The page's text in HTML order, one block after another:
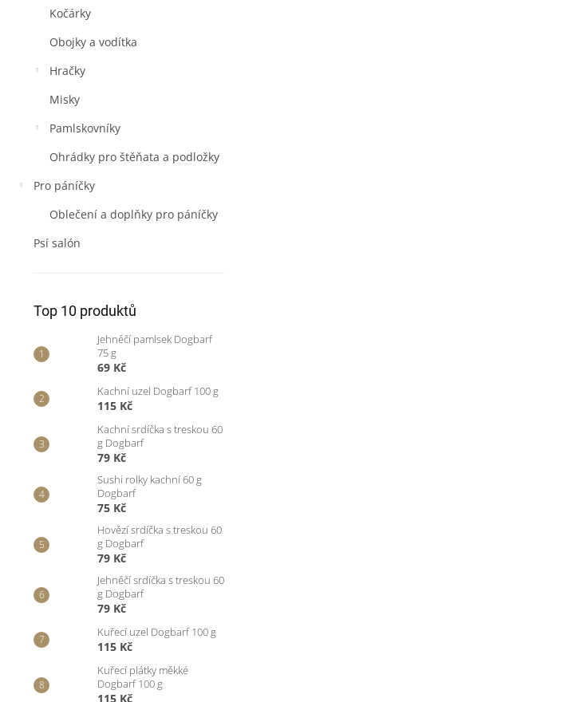
Kočárky
Obojky a vodítka
Hračky
Misky
Pamlskovníky
Ohrádky pro štěňata a podložky
Pro páníčky
Oblečení a doplňky pro páníčky
Psí salón
Top 10 produktů
Jehněčí pamlsek Dogbarf
75 g
69 Kč
Kachní uzel Dogbarf 100 g
115 Kč
Kachní srdíčka s treskou 60
g Dogbarf
79 Kč
Sushi rolky kachní 60 g
Dogbarf
75 Kč
Hovězí srdíčka s treskou 60
g Dogbarf
79 Kč
Jehněčí srdíčka s treskou 60
g Dogbarf
79 Kč
Kuřecí uzel Dogbarf 100 g
115 Kč
Kuřecí plátky měkké
Dogbarf 100 g
115 Kč